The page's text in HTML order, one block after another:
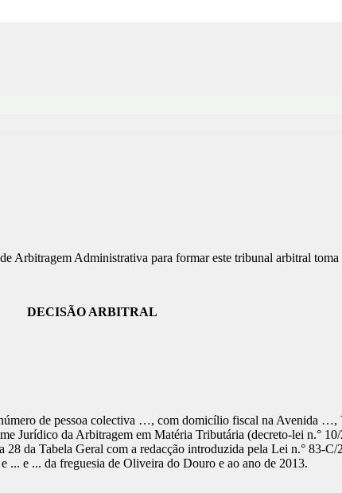
Arbitragem Administrativa para formar este tribunal arbitral toma
DECISÃO ARBITRAL
de pessoa colectiva …, com domicílio fiscal na Avenida …,
Jurídico da Arbitragem em Matéria Tributária (decreto-lei n.°
da Tabela Geral com a redacção introduzida pela Lei n.° 83-
... e ... da freguesia de Oliveira do Douro e ao ano de 2013.